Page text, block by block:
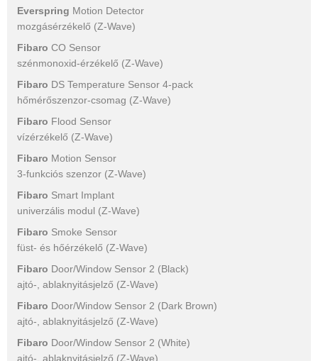
Everspring Motion Detector
mozgásérzékelő (Z-Wave)
Fibaro CO Sensor
szénmonoxid-érzékelő (Z-Wave)
Fibaro DS Temperature Sensor 4-pack
hőmérőszenzor-csomag (Z-Wave)
Fibaro Flood Sensor
vízérzékelő (Z-Wave)
Fibaro Motion Sensor
3-funkciós szenzor (Z-Wave)
Fibaro Smart Implant
univerzális modul (Z-Wave)
Fibaro Smoke Sensor
füst- és hőérzékelő (Z-Wave)
Fibaro Door/Window Sensor 2 (Black)
ajtó-, ablaknyitásjelző (Z-Wave)
Fibaro Door/Window Sensor 2 (Dark Brown)
ajtó-, ablaknyitásjelző (Z-Wave)
Fibaro Door/Window Sensor 2 (White)
ajtó-, ablaknyitásjelző (Z-Wave)